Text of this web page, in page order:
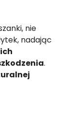
nie
nadając
.